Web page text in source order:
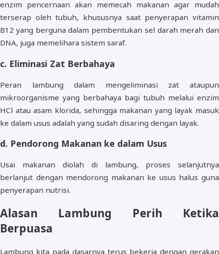
enzim pencernaan akan memecah makanan agar mudah
terserap oleh tubuh, khususnya saat penyerapan vitamin
B12 yang berguna dalam pembentukan sel darah merah dan
DNA, juga memelihara sistem saraf.
c. Eliminasi Zat Berbahaya
Peran lambung dalam mengeliminasi zat ataupun
mikroorganisme yang berbahaya bagi tubuh melalui enzim
HCl atau asam klorida, sehingga makanan yang layak masuk
ke dalam usus adalah yang sudah disaring dengan layak.
d. Pendorong Makanan ke dalam Usus
Usai makanan diolah di lambung, proses selanjutnya
berlanjut dengan mendorong makanan ke usus halus guna
penyerapan nutrisi.
Alasan Lambung Perih Ketika
Berpuasa
Lambung kita pada dasarnya terus bekerja dengan gerakan